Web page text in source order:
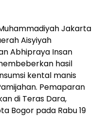
Jakarta
Aisyiyah
Abhipraya Insan
hasil
kental manis
Pemaparan
di Teras Dara,
Bogor pada Rabu 19